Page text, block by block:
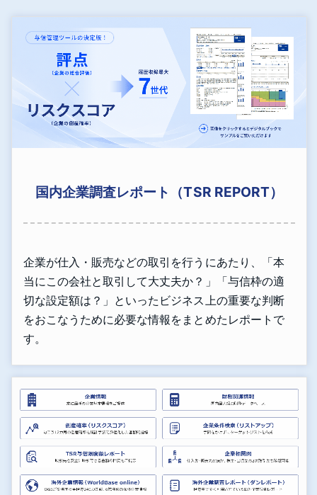
国内企業調査レポート（TSR REPORT）
企業が仕入・販売などの取引を行うにあたり、「本
当にこの会社と取引して大丈夫か？」「与信枠の適
切な設定額は？」といったビジネス上の重要な判断
をおこなうために必要な情報をまとめたレポートで
す。